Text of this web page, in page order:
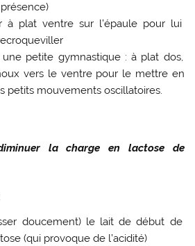
à plat ventre sur l’épaule pour lui
une petite gymnastique : à plat dos,
vers le ventre pour le mettre en
petits mouvements oscillatoires.
la charge en lactose de
doucement) le lait de début de
(qui provoque de l’acidité)